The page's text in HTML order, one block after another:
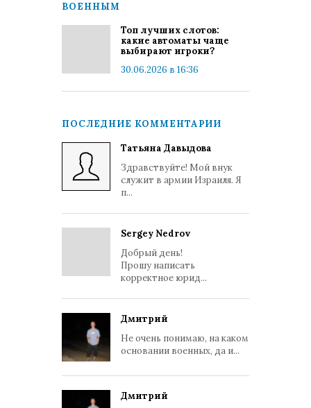
ВОЕННЫМ
Топ лучших слотов:
какие автоматы чаще
выбирают игроки?
30.06.2026 в 16:36
ПОСЛЕДНИЕ КОММЕНТАРИИ
Татьяна Давыдова
Здравствуйте! Мой внук
служит в армии Израиля. Я
п...
Sergey Nedrov
Добрый день!
Прошу написать
корректное юрид...
Дмитрий
Не очень понимаю, на каком
основании военных, да и...
Дмитрий